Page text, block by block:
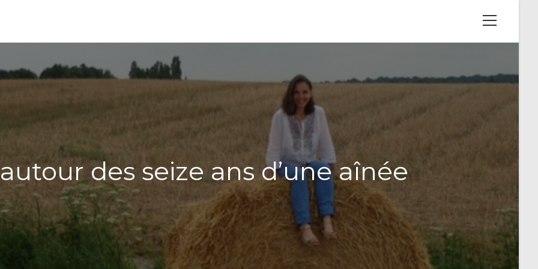
View
des seize ans d’une aînée